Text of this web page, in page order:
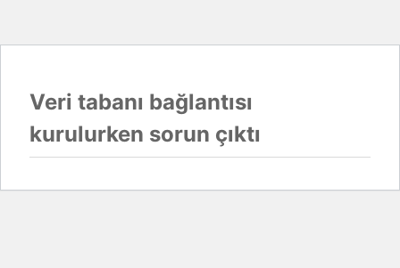
Veri tabanı bağlantısı
kurulurken sorun çıktı